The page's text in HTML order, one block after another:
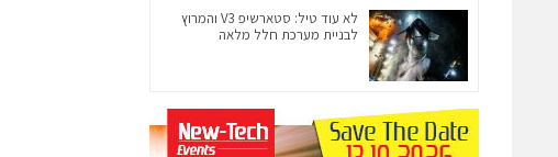
לא עוד טיל: סטארשיפ V3 והמרוץ
לבניית מערכת חלל מלאה